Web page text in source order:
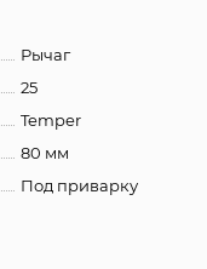
Рычаг
25
Temper
80 мм
Под приварку